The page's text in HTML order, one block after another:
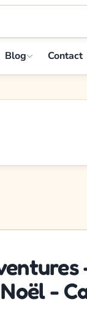
Blog Contact
-